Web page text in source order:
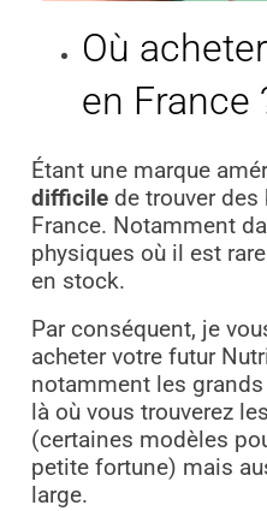
Où
en France
Étant une marque
difficilede trouver des
France. Notamment
physiques où il est
en stock.
Par conséquent, je
acheter votre futur
notamment les grands
là où vous trouverez
(certaines modèles
petite fortune) mais
large.